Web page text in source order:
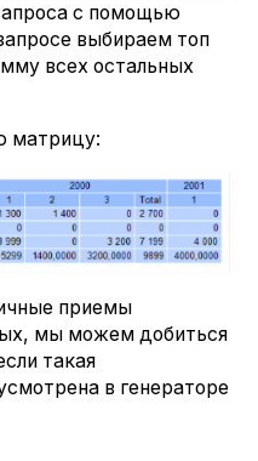
с помощью
выбираем топ
всех остальных
матрицу:
приемы
мы можем добиться
такая
в генераторе